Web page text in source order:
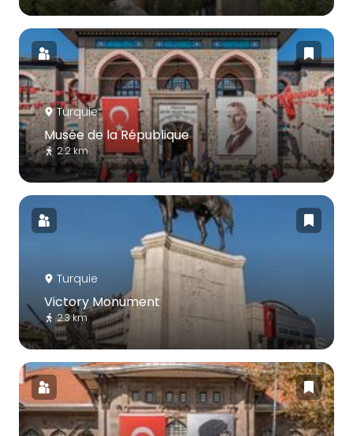
Turquie
Musée de la République
2.2 km
Turquie
Victory Monument
2.3 km